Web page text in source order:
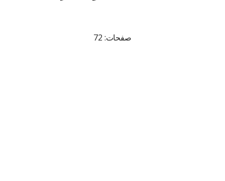
صفحات: 72